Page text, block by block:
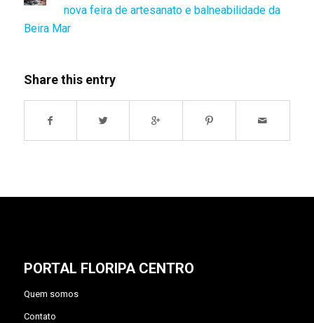
nova feira de artesanato e balneabilidade da
Beira Mar
Share this entry
PORTAL FLORIPA CENTRO
Quem somos
Contato